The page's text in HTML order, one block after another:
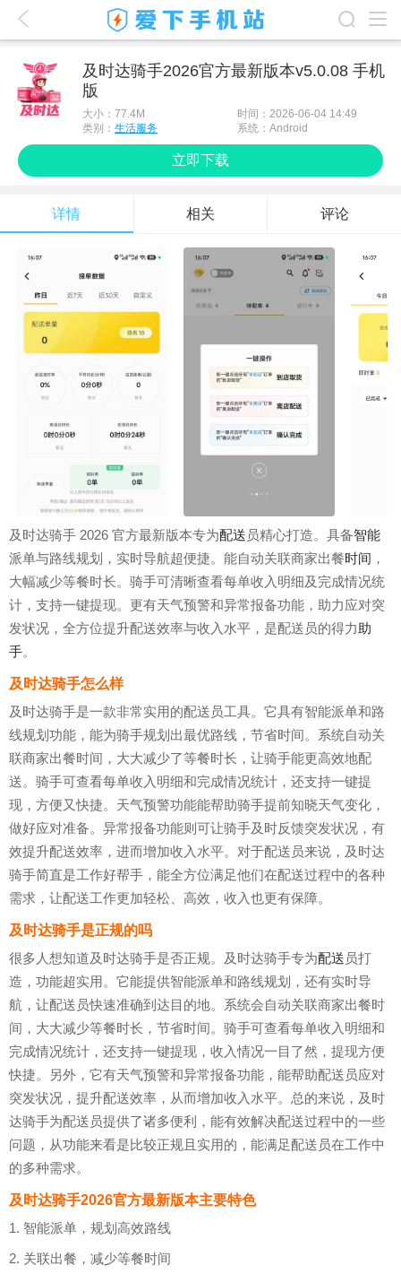
最新游戏
游戏攻略
及时达骑手2026官方最新版本v5.0.08 手机
版
大小： 77.4M
时间：2026-06-04 14:49
类别： 生活服务 系统：Android
立即下载
详情 相关 评论
及时达骑手 2026 官方最新版本专为配送 员精心打造。具备智能
派单与路线规划，实时导航超便捷。能自动关联商家出餐时间 ，
大幅减少等餐时长。骑手可清晰查看每单收入明细及完成情况统
计，支持一键提现。更有天气预警和异常报备功能，助力应对突
发状况，全方位提升配送效率与收入水平，是配送员的得力助
手。
及时达骑手怎么样
及时达骑手是一款非常实用的配送员工具。它具有智能派单和路
线规划功能，能为骑手规划出最优路线，节省时间。系统自动关
联商家出餐时间，大大减少了等餐时长，让骑手能更高效地配
送。骑手可查看每单收入明细和完成情况统计，还支持一键提
现，方便又快捷。天气预警功能能帮助骑手提前知晓天气变化，
做好应对准备。异常报备功能则可让骑手及时反馈突发状况，有
效提升配送效率，进而增加收入水平。对于配送员来说，及时达
骑手简直是工作好帮手，能全方位满足他们在配送过程中的各种
需求，让配送工作更加轻松、高效，收入也更有保障。
及时达骑手是正规的吗
很多人想知道及时达骑手是否正规。及时达骑手专为配送 员打
造，功能超实用。它能提供智能派单和路线规划，还有实时导
航，让配送员快速准确到达目的地。系统会自动关联商家出餐时
间，大大减少等餐时长，节省时间。骑手可查看每单收入明细和
完成情况统计，还支持一键提现，收入情况一目了然，提现方便
快捷。另外，它有天气预警和异常报备功能，能帮助配送员应对
突发状况，提升配送效率，从而增加收入水平。总的来说，及时
达骑手为配送员提供了诸多便利，能有效解决配送过程中的一些
问题，从功能来看是比较正规且实用的，能满足配送员在工作中
的多种需求。
及时达骑手2026官方最新版本主要特色
1. 智能派单，规划高效路线
2. 关联出餐，减少等餐时间